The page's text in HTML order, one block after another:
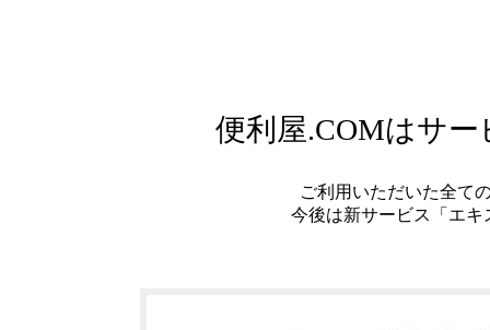
便利屋.COMはサ
ご利用いただいた全て
今後は新サービス「エ